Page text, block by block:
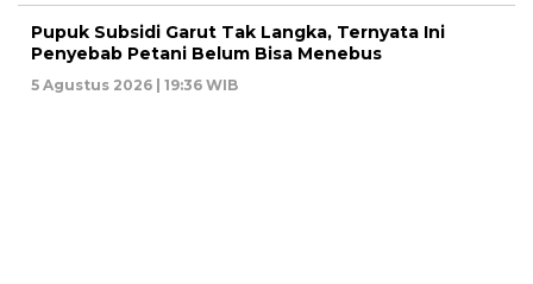
Pupuk Subsidi Garut Tak Langka, Ternyata Ini
Penyebab Petani Belum Bisa Menebus
5 Agustus 2026 | 19:36 WIB